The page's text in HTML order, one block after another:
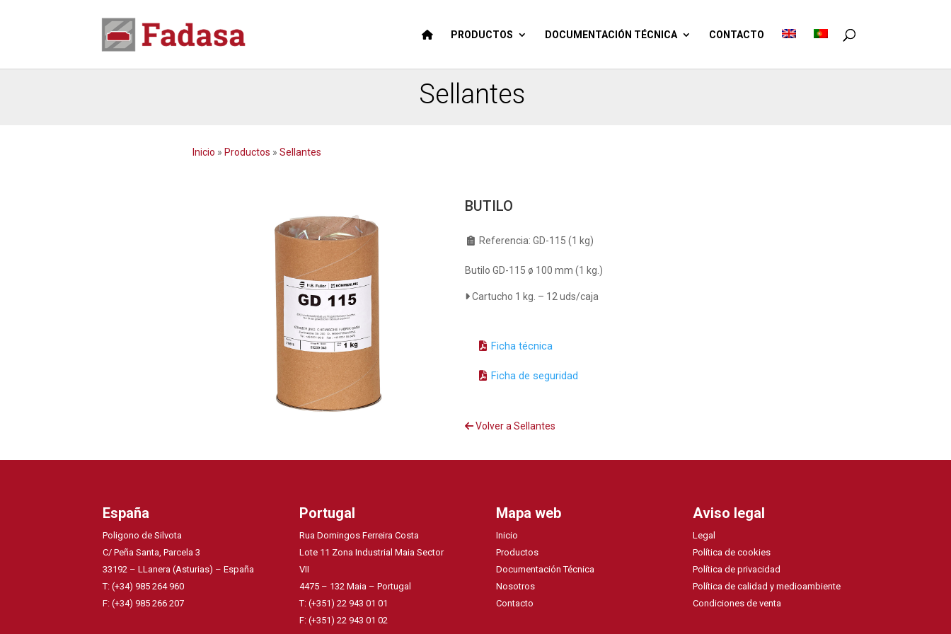
PRODUCTOS DOCUMENTACIÓN TÉCNICA CONTACTO
Sellantes
Inicio » Productos » Sellantes
BUTILO
Referencia:GD-115 (1 kg)
Butilo GD-115 ø 100 mm (1 kg.)
Cartucho 1 kg. – 12 uds/caja
Ficha técnica
Ficha de seguridad
Volver a Sellantes
España
Poligono de Silvota
C/ Peña Santa, Parcela 3
33192 – LLanera (Asturias) – España
T: (+34) 985 264 960
F: (+34) 985 266 207
Portugal
Rua Domingos Ferreira Costa
Lote 11 Zona Industrial Maia Sector
VII
4475 – 132 Maia – Portugal
T: (+351) 22 943 01 01
F: (+351) 22 943 01 02
Mapa web
Inicio
Productos
Documentación Técnica
Nosotros
Contacto
Aviso legal
Legal
Política de cookies
Política de privacidad
Política de calidad y medioambiente
Condiciones de venta